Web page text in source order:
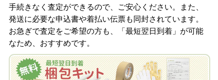
梱包キットをメールで申し込み
査定結果をメールで確認し、梱包キット
を申し込みます。梱包キットは送料無料
でお届けします。
梱包キットをLINEで申し込み
査定結果をLINEで確認し、梱包キットを
申し込みます。梱包キットは送料無料で
お届けします。
手続きなく査定ができるので、ご安心ください。また、
発送に必要な申込書や着払い伝票も同封されています。
お急ぎで査定をご希望の方も、「最短翌日到着」が可能
なため、おすすめです。